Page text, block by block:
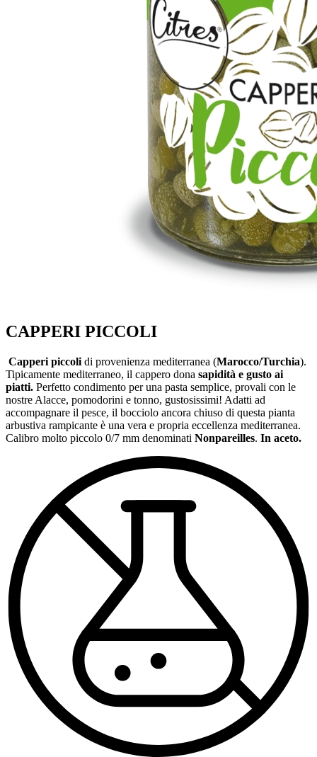
CAPPERI PICCOLI
Capperi piccoli di provenienza mediterranea (Marocco/Turchia).
Tipicamente mediterraneo, il cappero dona sapidità e gusto ai
piatti. Perfetto condimento per una pasta semplice, provali con le
nostre Alacce, pomodorini e tonno, gustosissimi! Adatti ad
accompagnare il pesce, il bocciolo ancora chiuso di questa pianta
arbustiva rampicante è una vera e propria eccellenza mediterranea.
Calibro molto piccolo 0/7 mm denominati Nonpareilles. In aceto.